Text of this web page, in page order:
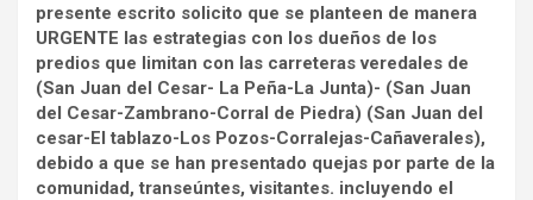
presente escrito solicito que se planteen de manera
URGENTE las estrategias con los dueños de los
predios que limitan con las carreteras veredales de
(San Juan del Cesar- La Peña-La Junta)- (San Juan
del Cesar-Zambrano-Corral de Piedra) (San Juan del
cesar-El tablazo-Los Pozos-Corralejas-Cañaverales),
debido a que se han presentado quejas por parte de la
comunidad, transeúntes, visitantes. incluyendo el